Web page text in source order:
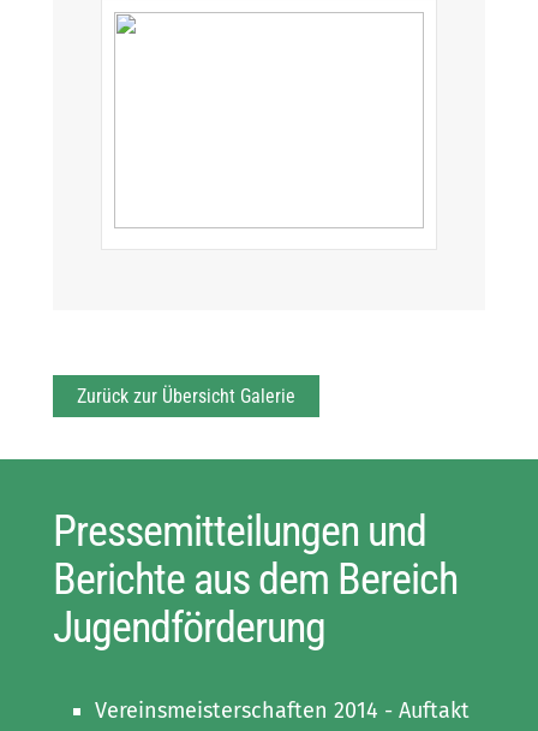
Zurück zur Übersicht Galerie
Pressemitteilungen und
Berichte aus dem Bereich
Jugendförderung
Vereinsmeisterschaften 2014 - Auftakt